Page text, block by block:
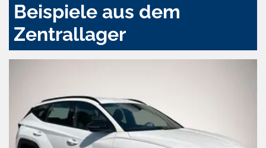
Beispiele aus dem
Zentrallager